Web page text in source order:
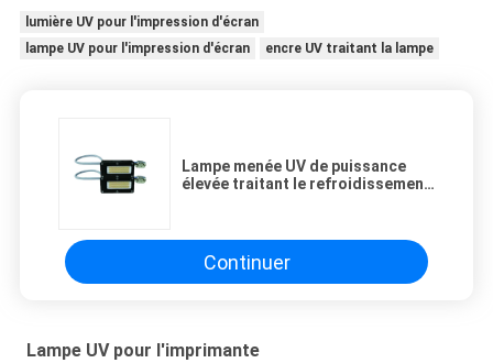
lumière UV pour l'impression d'écran
lampe UV pour l'impression d'écran
encre UV traitant la lampe
Lampe menée UV de puissance
élevée traitant le refroidissement
Continuer
Lampe UV pour l'imprimante